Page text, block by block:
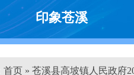
印象苍溪
首页 » 苍溪县高坡镇人民政府